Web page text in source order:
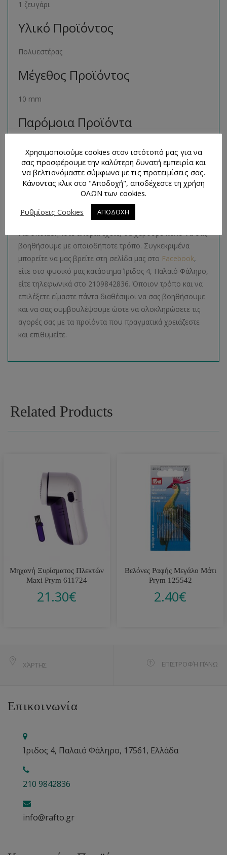
1 ζευγάρι
Υλικό Προϊόντος
Πολυεστέρας
Μέγεθος Προϊόντος
10 mm
Παρόμοια Προϊόντα
κατηγορίας στο ηλεκτρονικό μας κατάστημα
ακολουθώντας τον σύνδεσμο εδώ.
Τρόποι Επικοινωνίας και
Απορίες
Για οποιαδήποτε απορία έχετε, θα χαρούμε πολύ να σας
βοηθήσουμε με οποιοδήποτε τρόπο. Συγκεκριμένα
μπορείτε να μας βρείτε στη σελίδα μας στο Facebook,
είτε στο φυσικό μας κατάστημα Ίριδος 4, Παλαιό Φάληρο,
είτε τηλεφωνικά στο 2109842836. Όποιον τρόπο και να
επιλέξετε είμαστε πάντα διαθέσιμοι να σας βοηθήσουμε
και να σας συμβουλέψουμε ώστε να ολοκληρώσετε τις
αγορές σας με τα προϊόντα που πραγματικά χρειάζεστε
και επιθυμείτε.
Related Products
Μηχανή Ξυρίσματος Πλεκτών
Maxi Prym 611724
21.30€
Βελόνες Ραφής Μεγάλο Μάτι
Prym 125542
2.40€
ΧΆΡΤΗΣ ΕΠΙΣΤΡΟΦΉ ΠΆΝΩ
Επικοινωνία
Ίριδος 4, Παλαιό Φάληρο, 17561, Ελλάδα
210 9842836
info@rafto.gr
Χρησιμοποιούμε cookies στον ιστότοπό μας για να
σας προσφέρουμε την καλύτερη δυνατή εμπειρία και
να βελτιονόμαστε σύμφωνα με τις προτειμίσεις σας.
Κάνοντας κλικ στο "Αποδοχή", αποδέχεστε τη χρήση
ΟΛΩΝ των cookies.
Ρυθμίσεις Cookies
ΑΠΟΔΟΧΗ